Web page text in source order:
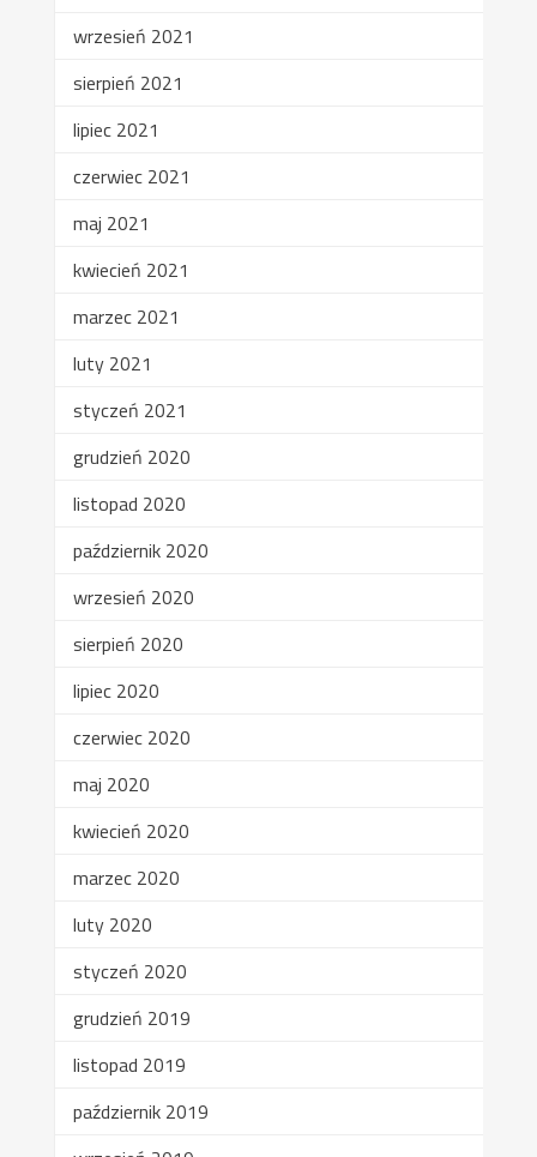
wrzesień 2021
sierpień 2021
lipiec 2021
czerwiec 2021
maj 2021
kwiecień 2021
marzec 2021
luty 2021
styczeń 2021
grudzień 2020
listopad 2020
październik 2020
wrzesień 2020
sierpień 2020
lipiec 2020
czerwiec 2020
maj 2020
kwiecień 2020
marzec 2020
luty 2020
styczeń 2020
grudzień 2019
listopad 2019
październik 2019